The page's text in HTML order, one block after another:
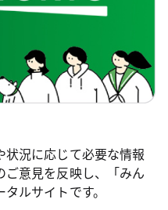
況に応じて必要な情報
意見を反映し、「みん
ルサイトです。